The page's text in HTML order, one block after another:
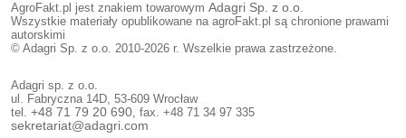
AgroFakt.pl jest znakiem towarowym Adagri Sp. z o.o.
Wszystkie materiały opublikowane na agroFakt.pl są chronione prawami
autorskimi
© Adagri Sp. z o.o. 2010-2026 r. Wszelkie prawa zastrzeżone.
Adagri sp. z o.o.
ul. Fabryczna 14D, 53-609 Wrocław
tel. +48 71 79 20 690 , fax. +48 71 34 97 335
sekretariat@adagri.com